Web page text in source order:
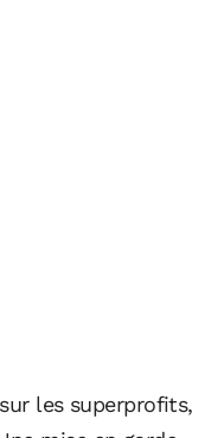
les superprofits,